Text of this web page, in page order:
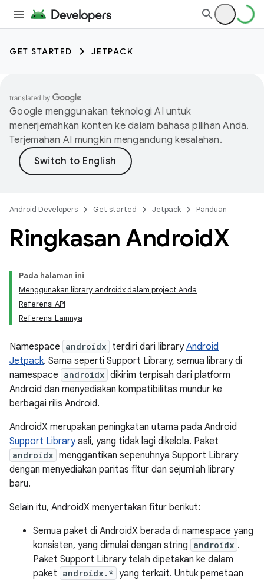
GET STARTED JETPACK
Google menggunakan teknologi AI untuk
menerjemahkan konten ke dalam bahasa pilihan Anda.
Terjemahan AI mungkin mengandung kesalahan.
Android Developers Get started Jetpack Panduan
Ringkasan AndroidX
Pada halaman ini
Menggunakan library androidx dalam project Anda
Referensi API
Referensi Lainnya
Namespace androidx terdiri dari libraryAndroid
Jetpack. Sama seperti Support Library, semua library di
namespace androidx dikirim terpisah dari platform
Android dan menyediakan kompatibilitas mundur ke
berbagai rilis Android.
AndroidX merupakan peningkatan utama pada Android
Support Libraryasli, yang tidak lagi dikelola. Paket
androidx menggantikan sepenuhnya Support Library
dengan menyediakan paritas fitur dan sejumlah library
baru.
Selain itu, AndroidX menyertakan fitur berikut:
Semua paket di AndroidX berada di namespace yang
konsisten, yang dimulai dengan string androidx .
Paket Support Library telah dipetakan ke dalam
paket androidx.* yang terkait. Untuk pemetaan